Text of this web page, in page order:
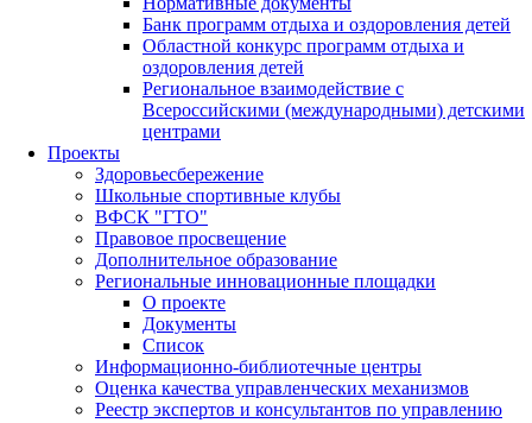
Банк программ отдыха и оздоровления детей
Областной конкурс программ отдыха и
оздоровления детей
Региональное взаимодействие с
Всероссийскими (международными) детскими
центрами
Проекты
Здоровьесбережение
Школьные спортивные клубы
ВФСК "ГТО"
Правовое просвещение
Дополнительное образование
Региональные инновационные площадки
О проекте
Документы
Список
Информационно-библиотечные центры
Оценка качества управленческих механизмов
Реестр экспертов и консультантов по управлению